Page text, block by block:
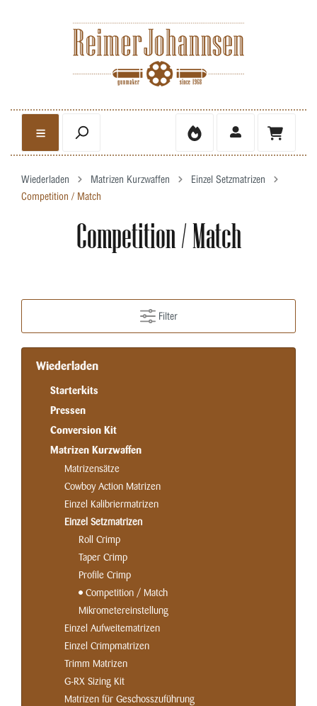
Wiederladen Matrizen Kurzwaffen
Einzel Setzmatrizen
Competition / Match
Competition / Match
Filter
Wiederladen
Starterkits
Pressen
Conversion Kit
Matrizen Kurzwaffen
Matrizensätze
Cowboy Action Matrizen
Einzel Kalibriermatrizen
Einzel Setzmatrizen
Roll Crimp
Taper Crimp
Profile Crimp
Competition / Match
Mikrometereinstellung
Einzel Aufweitematrizen
Einzel Crimpmatrizen
Trimm Matrizen
G-RX Sizing Kit
Matrizen für Geschosszuführung